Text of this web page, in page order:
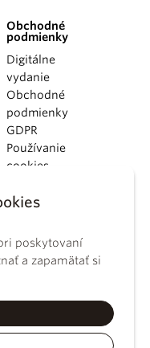
poskytovaní
a zapamätať si
Obchodné
podmienky
Digitálne
vydanie
Obchodné
podmienky
GDPR
Používanie
cookies